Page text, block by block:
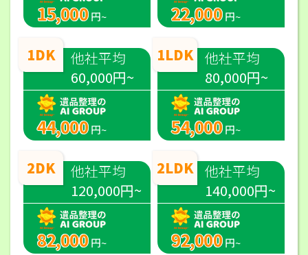
15,000 円~
1DK
他社平均
60,000円~
44,000 円~
2DK
他社平均
120,000円~
82,000 円~
22,000 円~
1LDK 他社平均
80,000円~
54,000 円~
2LDK 他社平均
140,000円~
92,000 円~